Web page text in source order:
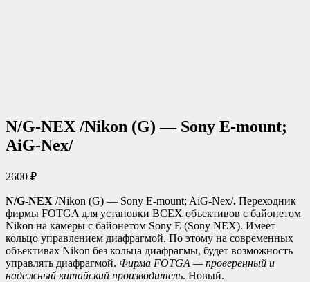
N/G-NEX /Nikon (G) — Sony E-mount;
AiG-Nex/
2600 ₽
N/G-NEX /Nikon (G) — Sony E-mount; AiG-Nex/. Переходник
фирмы FOTGA для установки ВСЕХ объективов с байонетом
Nikon на камеры с байонетом Sony E (Sony NEX). Имеет
кольцо управлением диафрагмой. По этому на современных
объективах Nikon без кольца диафрагмы, будет возможность
управлять диафрагмой. Фирма FOTGA — проверенный и
надежный китайский производитель. Новый.